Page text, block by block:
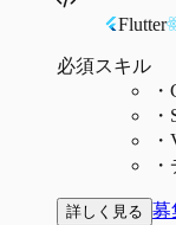
Flutter
必須スキル
・
・
・
・
詳しく見る 募